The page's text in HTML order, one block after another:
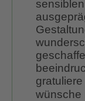
wünsche